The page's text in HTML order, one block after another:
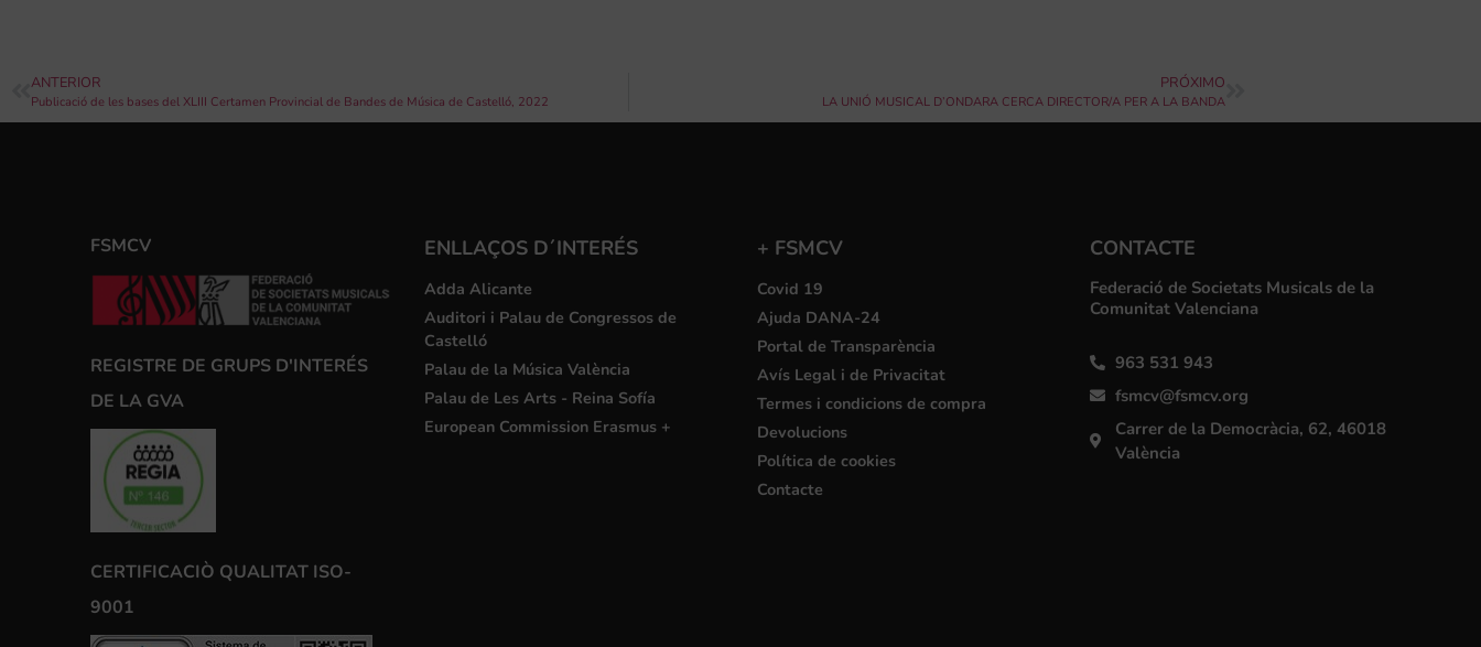
ANTERIOR
Publicació de les bases del XLIII Certamen Provincial de Bandes de Música de Castelló, 2022
PRÓXIMO
LA UNIÓ MUSICAL D’ONDARA CERCA DIRECTOR/A PER A LA BANDA
FSMCV
REGISTRE DE GRUPS D'INTERÉS
DE LA GVA
CERTIFICACIÒ QUALITAT ISO-
9001
ENLLAÇOS D´INTERÉS
Adda Alicante
Auditori i Palau de Congressos de
Castelló
Palau de la Música València
Palau de Les Arts - Reina Sofía
European Commission Erasmus +
+ FSMCV
Covid 19
Ajuda DANA-24
Portal de Transparència
Avís Legal i de Privacitat
Termes i condicions de compra
Devolucions
Política de cookies
Contacte
CONTACTE
Federació de Societats Musicals de la
Comunitat Valenciana
963 531 943
fsmcv@fsmcv.org
Carrer de la Democràcia, 62, 46018
València